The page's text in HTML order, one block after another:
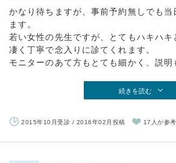
かなり待ちますが、事前予約無しでも当
ます。
若い女性の先生ですが、とてもハキハキ
凄く丁寧で念入りに診てくれます。
モニターのあて方もとても細かく、説明
続きを読む
2015年10月受診 / 2016年02月投稿 17人が参